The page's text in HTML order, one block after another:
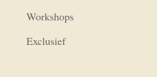
Workshops
Exclusief